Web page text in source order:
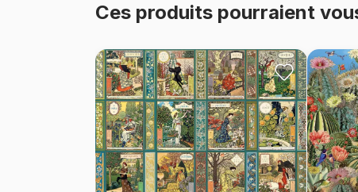
Ces produits pourraient